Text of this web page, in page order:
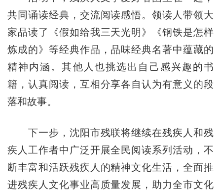
共同诵读经典，交流阅读感悟。领读人带领大
家品读了《假如给我三天光明》《钢铁是怎样
炼成的》等经典作品，品味经典名著中蕴藏的
精神内涵。其他人也挑选出自己感兴趣的书
籍，认真阅读，互相分享各自认为有意义的段
落和故事。
下一步，沈阳市残联将继续在残疾人和残
疾人工作者中广泛开展全民阅读系列活动，不
断丰富和活跃残疾人的精神文化生活，全面推
进残疾人文化事业高质量发展，助力全市文化